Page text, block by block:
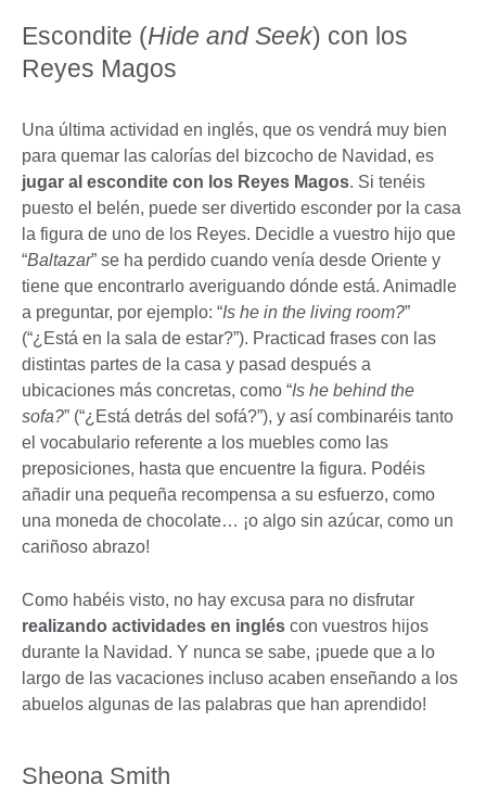
Escondite (Hide and Seek) con los
Reyes Magos
Una última actividad en inglés, que os vendrá muy bien
para quemar las calorías del bizcocho de Navidad, es
jugar al escondite con los Reyes Magos. Si tenéis
puesto el belén, puede ser divertido esconder por la casa
la figura de uno de los Reyes. Decidle a vuestro hijo que
“Baltazar” se ha perdido cuando venía desde Oriente y
tiene que encontrarlo averiguando dónde está. Animadle
a preguntar, por ejemplo: “Is he in the living room?”
(“¿Está en la sala de estar?”). Practicad frases con las
distintas partes de la casa y pasad después a
ubicaciones más concretas, como “Is he behind the
sofa?” (“¿Está detrás del sofá?”), y así combinaréis tanto
el vocabulario referente a los muebles como las
preposiciones, hasta que encuentre la figura. Podéis
añadir una pequeña recompensa a su esfuerzo, como
una moneda de chocolate… ¡o algo sin azúcar, como un
cariñoso abrazo!
Como habéis visto, no hay excusa para no disfrutar
realizando actividades en inglés con vuestros hijos
durante la Navidad. Y nunca se sabe, ¡puede que a lo
largo de las vacaciones incluso acaben enseñando a los
abuelos algunas de las palabras que han aprendido!
Sheona Smith